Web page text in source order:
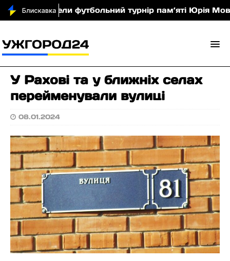
провели футбольний турнір пам’яті Юрія
У Рахові та у ближніх селах
перейменували вулиці
08.01.2024